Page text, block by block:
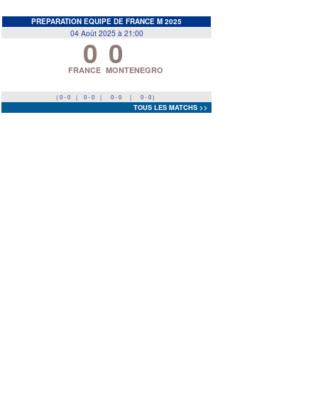
PREPARATION EQUIPE DE FRANCE M 2025
04 Août 2025 à 21:00
0
FRANCE 0
MONTENEGRO
( 0 - 0 | 0 - 0 | 0 - 0 | 0 - 0 )
TOUS LES MATCHS >>